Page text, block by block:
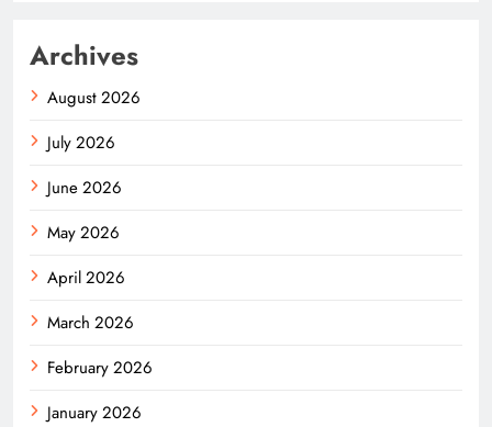
Archives
August 2026
July 2026
June 2026
May 2026
April 2026
March 2026
February 2026
January 2026